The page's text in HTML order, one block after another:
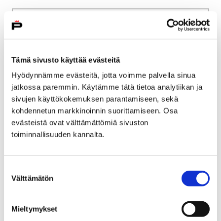
Tämä sivusto käyttää evästeitä
Hyödynnämme evästeitä, jotta voimme palvella sinua
jatkossa paremmin. Käytämme tätä tietoa analytiikan ja
sivujen käyttökokemuksen parantamiseen, sekä
kohdennetun markkinoinnin suorittamiseen. Osa
evästeistä ovat välttämättömiä sivuston
toiminnallisuuden kannalta.
valinta
Välttämätön
Mieltymykset
Ota yhteyttä
Kulttuuri ja vapaa-aika
Liikuntatilojen ja
leirikeskusten
vuorohakemus
Voit siirtyä liikuntatilojen ja leirikeskusten
painamalla alla olevasta linkistä.